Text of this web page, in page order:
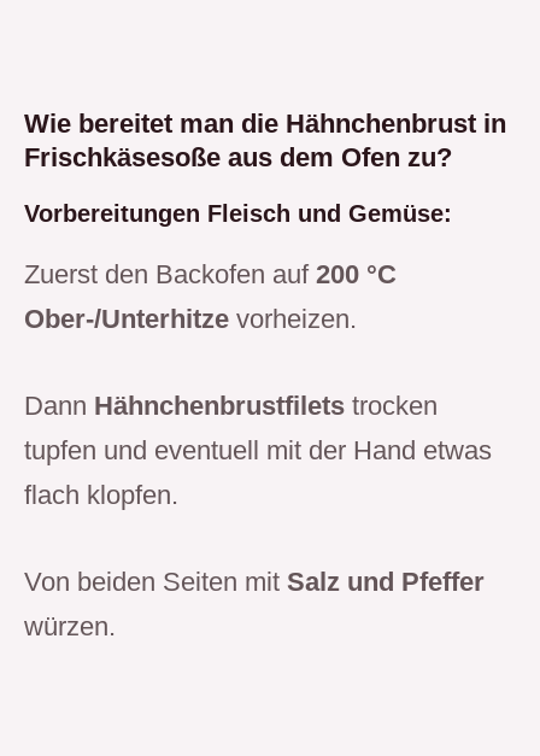
Wie bereitet man die Hähnchenbrust in
Frischkäsesoße aus dem Ofen zu?
Vorbereitungen Fleisch und Gemüse:
Zuerst den Backofen auf 200 °C
Ober-/Unterhitze vorheizen.
Dann Hähnchenbrustfilets trocken
tupfen und eventuell mit der Hand etwas
flach klopfen.
Von beiden Seiten mit Salz und Pfeffer
würzen.